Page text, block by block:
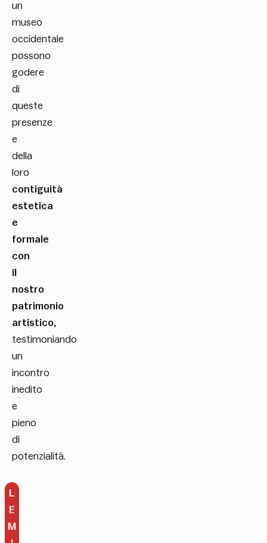
un
museo
occidentale
possono
godere
di
queste
presenze
e
della
loro
contiguità
estetica
e
formale
con
il
nostro
patrimonio
artistico,
testimoniando
un
incontro
inedito
e
pieno
di
potenzialità.
L
E
M